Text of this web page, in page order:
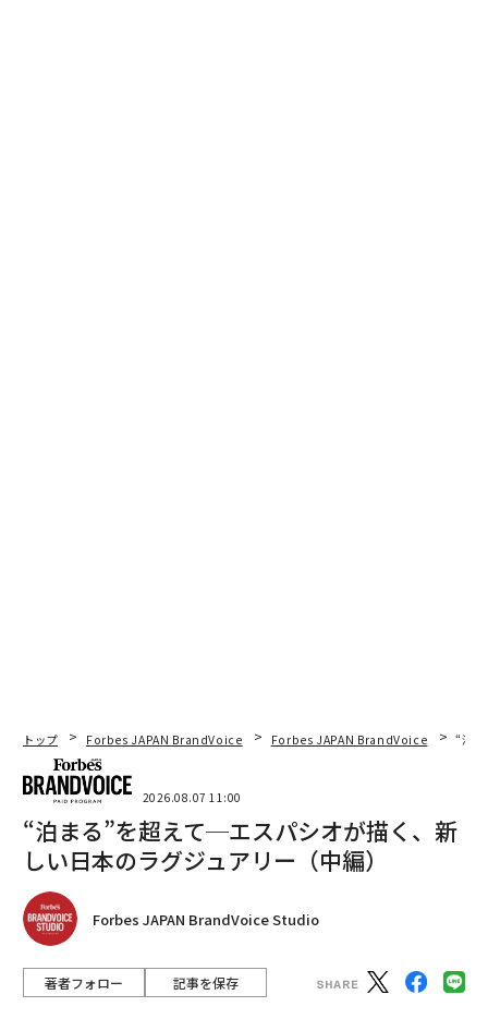
トップ Forbes JAPAN BrandVoice Forbes JAPAN BrandVoice “泊
2026.08.07 11:00
“泊まる”を超えて─エスパシオが描く、新
しい日本のラグジュアリー（中編）
Forbes JAPAN BrandVoice Studio
著者フォロー 記事を保存